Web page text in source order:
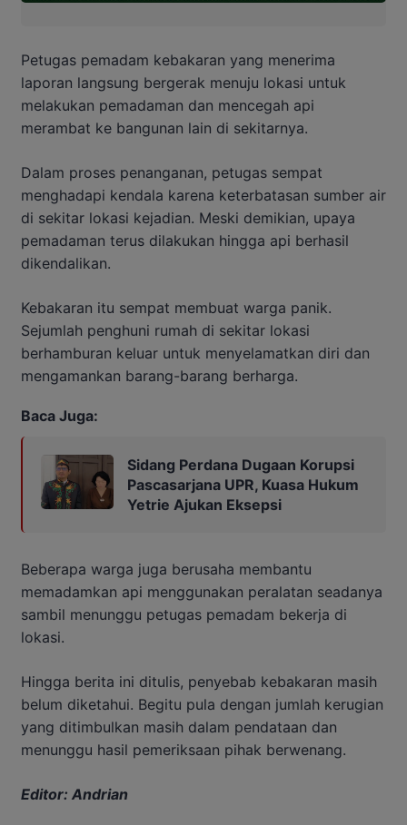
Petugas pemadam kebakaran yang menerima
laporan langsung bergerak menuju lokasi untuk
melakukan pemadaman dan mencegah api
merambat ke bangunan lain di sekitarnya.
Dalam proses penanganan, petugas sempat
menghadapi kendala karena keterbatasan sumber air
di sekitar lokasi kejadian. Meski demikian, upaya
pemadaman terus dilakukan hingga api berhasil
dikendalikan.
Kebakaran itu sempat membuat warga panik.
Sejumlah penghuni rumah di sekitar lokasi
berhamburan keluar untuk menyelamatkan diri dan
mengamankan barang-barang berharga.
Baca Juga:
Sidang Perdana Dugaan Korupsi
Pascasarjana UPR, Kuasa Hukum
Yetrie Ajukan Eksepsi
Beberapa warga juga berusaha membantu
memadamkan api menggunakan peralatan seadanya
sambil menunggu petugas pemadam bekerja di
lokasi.
Hingga berita ini ditulis, penyebab kebakaran masih
belum diketahui. Begitu pula dengan jumlah kerugian
yang ditimbulkan masih dalam pendataan dan
menunggu hasil pemeriksaan pihak berwenang.
Editor: Andrian